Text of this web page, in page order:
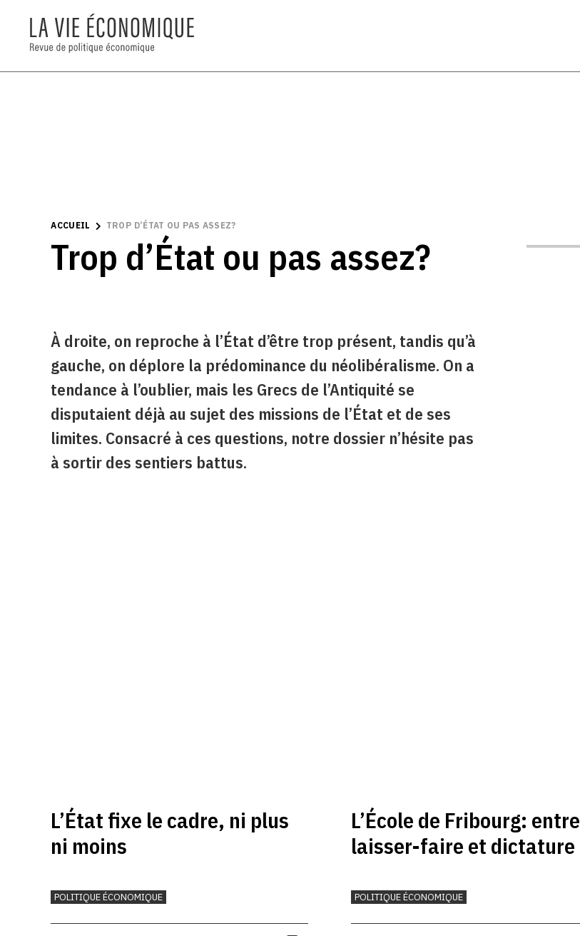
ACCUEIL TROP D’ÉTAT OU PAS ASSEZ?
Trop d’État ou pas assez?
À droite, on reproche à l’État d’être trop présent, tandis qu’à
gauche, on déplore la prédominance du néolibéralisme. On a
tendance à l’oublier, mais les Grecs de l’Antiquité se
disputaient déjà au sujet des missions de l’État et de ses
limites. Consacré à ces questions, notre dossier n’hésite pas
à sortir des sentiers battus.
L’État fixe le cadre, ni plus
ni moins
POLITIQUE ÉCONOMIQUE
L’École de Fribourg: entre
laisser-faire et dictature
POLITIQUE ÉCONOMIQUE